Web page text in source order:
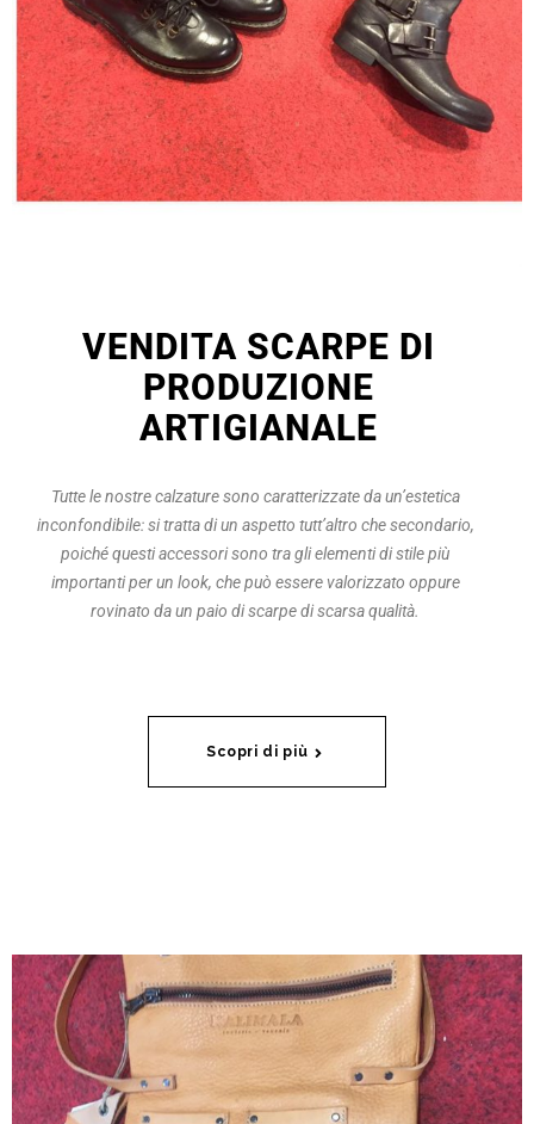
VENDITA SCARPE DI
PRODUZIONE
ARTIGIANALE
Tutte le nostre calzature sono caratterizzate da un’estetica
inconfondibile: si tratta di un aspetto tutt’altro che secondario,
poiché questi accessori sono tra gli elementi di stile più
importanti per un look, che può essere valorizzato oppure
rovinato da un paio di scarpe di scarsa qualità.
Scopri di più